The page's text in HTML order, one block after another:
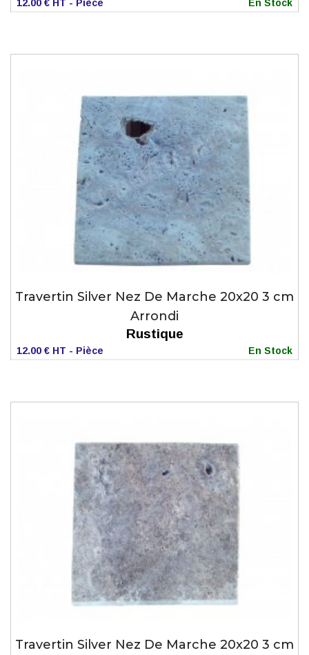
12.00 € HT - Pièce En Stock
Travertin Silver Nez De Marche 20x20 3 cm
Arrondi
Rustique
12.00 € HT - Pièce En Stock
Travertin Silver Nez De Marche 20x20 3 cm